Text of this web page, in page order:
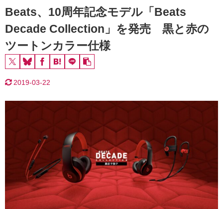
Beats、10周年記念モデル「Beats
Decade Collection」を発売 黒と赤の
ツートンカラー仕様
2019-03-22